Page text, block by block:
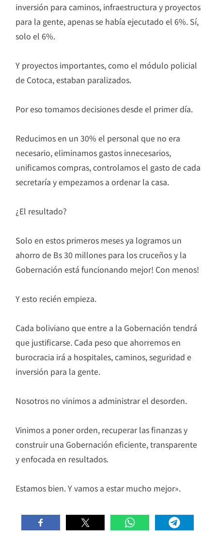
inversión para caminos, infraestructura y proyectos
para la gente, apenas se había ejecutado el 6%. Sí,
solo el 6%.
Y proyectos importantes, como el módulo policial
de Cotoca, estaban paralizados.
Por eso tomamos decisiones desde el primer día.
Reducimos en un 30% el personal que no era
necesario, eliminamos gastos innecesarios,
unificamos compras, controlamos el gasto de cada
secretaría y empezamos a ordenar la casa.
¿El resultado?
Solo en estos primeros meses ya logramos un
ahorro de Bs 30 millones para los cruceños y la
Gobernación está funcionando mejor! Con menos!
Y esto recién empieza.
Cada boliviano que entre a la Gobernación tendrá
que justificarse. Cada peso que ahorremos en
burocracia irá a hospitales, caminos, seguridad e
inversión para la gente.
Nosotros no vinimos a administrar el desorden.
Vinimos a poner orden, recuperar las finanzas y
construir una Gobernación eficiente, transparente
y enfocada en resultados.
Estamos bien. Y vamos a estar mucho mejor».